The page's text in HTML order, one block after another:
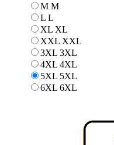
M M
L L
XL XL
XXL XXL
3XL 3XL
4XL 4XL
5XL 5XL
6XL 6XL